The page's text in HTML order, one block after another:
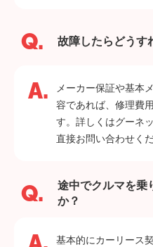
故障したらどうす
メーカー保証や基本
容であれば、修理費
す。詳しくはグーネ
直接お問い合わせくだ
途中でクルマを乗
か？
基本的にカーリース